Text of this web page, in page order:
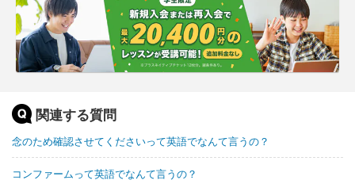
関連する質問
念のため確認させてくださいって英語でなんて言うの？
コンファームって英語でなんて言うの？